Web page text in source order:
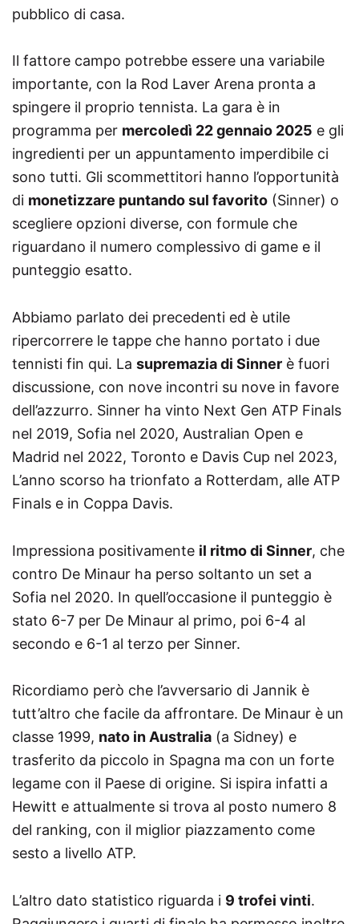
pubblico di casa.
Il fattore campo potrebbe essere una variabile
importante, con la Rod Laver Arena pronta a
spingere il proprio tennista. La gara è in
programma per mercoledì 22 gennaio 2025 e gli
ingredienti per un appuntamento imperdibile ci
sono tutti. Gli scommettitori hanno l’opportunità
di monetizzare puntando sul favorito (Sinner) o
scegliere opzioni diverse, con formule che
riguardano il numero complessivo di game e il
punteggio esatto.
Abbiamo parlato dei precedenti ed è utile
ripercorrere le tappe che hanno portato i due
tennisti fin qui. La supremazia di Sinner è fuori
discussione, con nove incontri su nove in favore
dell’azzurro. Sinner ha vinto Next Gen ATP Finals
nel 2019, Sofia nel 2020, Australian Open e
Madrid nel 2022, Toronto e Davis Cup nel 2023,
L’anno scorso ha trionfato a Rotterdam, alle ATP
Finals e in Coppa Davis.
Impressiona positivamente il ritmo di Sinner, che
contro De Minaur ha perso soltanto un set a
Sofia nel 2020. In quell’occasione il punteggio è
stato 6-7 per De Minaur al primo, poi 6-4 al
secondo e 6-1 al terzo per Sinner.
Ricordiamo però che l’avversario di Jannik è
tutt’altro che facile da affrontare. De Minaur è un
classe 1999, nato in Australia (a Sidney) e
trasferito da piccolo in Spagna ma con un forte
legame con il Paese di origine. Si ispira infatti a
Hewitt e attualmente si trova al posto numero 8
del ranking, con il miglior piazzamento come
sesto a livello ATP.
L’altro dato statistico riguarda i 9 trofei vinti.